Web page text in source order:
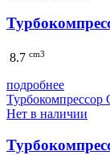
8.7 cm3
подробнее
Турбокомпрессор
Нет в наличии